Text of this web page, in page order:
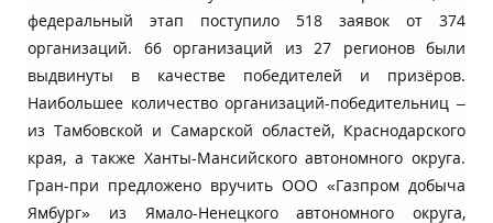
федеральный этап поступило 518 заявок от 374
организаций. 66 организаций из 27 регионов были
выдвинуты в качестве победителей и призёров.
Наибольшее количество организаций-победительниц –
из Тамбовской и Самарской областей, Краснодарского
края, а также Ханты-Мансийского автономного округа.
Гран-при предложено вручить ООО «Газпром добыча
Ямбург» из Ямало-Ненецкого автономного округа,